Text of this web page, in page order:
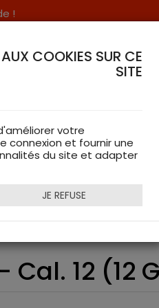
!
MON
EQUIPEMENTS DE
12 (12
COOKIES SUR CE
SITE
votre
connexion et fournir une
du site et adapter
JE REFUSE